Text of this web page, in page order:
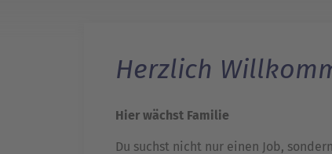
Herzlich
Hier wächst Familie
Du suchst nicht nur einen Job,